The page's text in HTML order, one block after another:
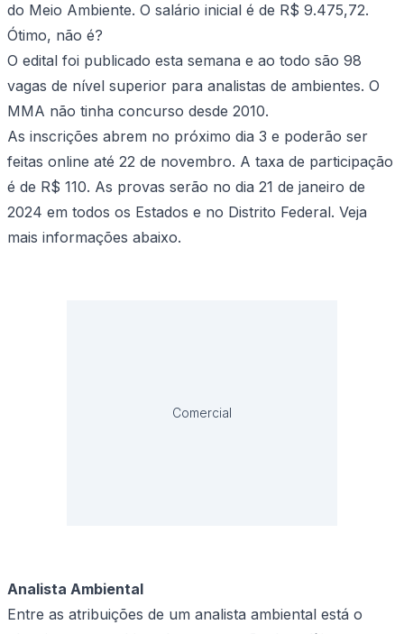
do Meio Ambiente. O salário inicial é de R$ 9.475,72.
Ótimo, não é?
O edital foi publicado esta semana e ao todo são 98
vagas de nível superior para analistas de ambientes. O
MMA não tinha concurso desde 2010.
As inscrições abrem no próximo dia 3 e poderão ser
feitas online até 22 de novembro. A taxa de participação
é de R$ 110. As provas serão no dia 21 de janeiro de
2024 em todos os Estados e no Distrito Federal. Veja
mais informações abaixo.
Comercial
Analista Ambiental
Entre as atribuições de um analista ambiental está o